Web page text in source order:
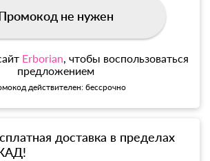
не нужен
Erborian, чтобы воспользоваться
предложением
действителен: бессрочно
доставка в пределах